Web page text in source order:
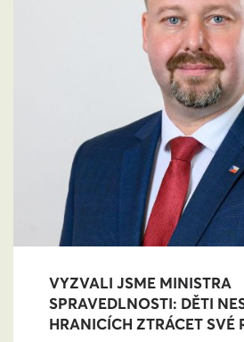
VYZVALI JSME MINISTRA
SPRAVEDLNOSTI: DĚTI
HRANICÍCH ZTRÁCET SVÉ